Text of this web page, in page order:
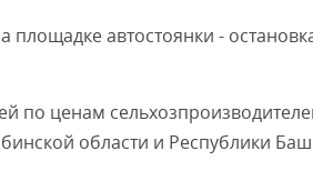
площадке автостоянки -
по ценам
области и Республики